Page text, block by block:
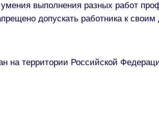
выполнения разных работ
допускать работника к
на территории Российской